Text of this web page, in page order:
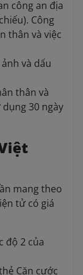
công an địa
Công
thân và việc
và dấu
thân và
30 ngày
mang theo
tử có giá
độ 2 của
Căn cước